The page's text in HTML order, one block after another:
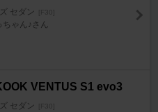
セダン [F30]
ちゃん♪さん
VENTUS S1 evo3
セダン [F30]